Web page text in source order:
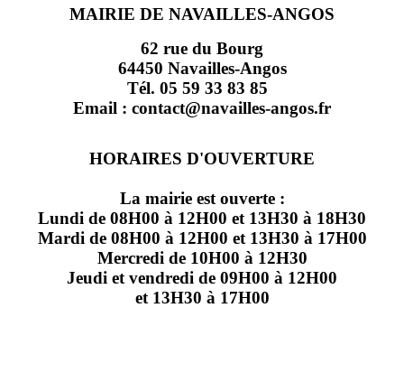
MAIRIE DE NAVAILLES-ANGOS
62 rue du Bourg
64450 Navailles-Angos
Tél. 05 59 33 83 85
Email : contact@navailles-angos.fr
HORAIRES D'OUVERTURE
La mairie est ouverte :
Lundi de 08H00 à 12H00 et 13H30 à 18H30
Mardi de 08H00 à 12H00 et 13H30 à 17H00
Mercredi de 10H00 à 12H30
Jeudi et vendredi de 09H00 à 12H00
et 13H30 à 17H00